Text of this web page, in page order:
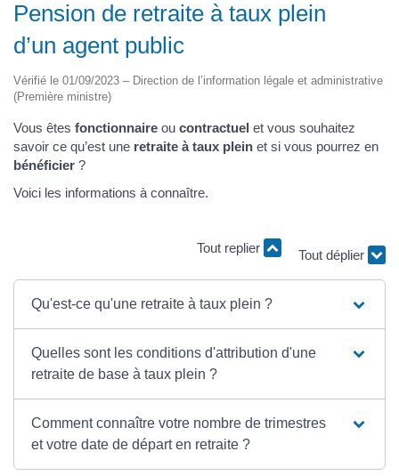
Pension de retraite à taux plein
d’un agent public
Vérifié le 01/09/2023 – Direction de l’information légale et administrative
(Première ministre)
Vous êtes fonctionnaire ou contractuel et vous souhaitez
savoir ce qu’est une retraite à taux plein et si vous pourrez en
bénéficier ?
Voici les informations à connaître.
Tout replier
Tout déplier
Qu'est-ce qu'une retraite à taux plein ?
Quelles sont les conditions d'attribution d'une
retraite de base à taux plein ?
Comment connaître votre nombre de trimestres
et votre date de départ en retraite ?